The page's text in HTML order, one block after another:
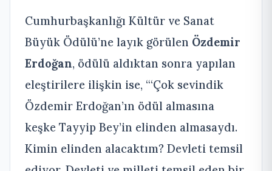
Cumhurbaşkanlığı Kültür ve Sanat
Büyük Ödülü’ne layık görülen Özdemir
Erdoğan, ödülü aldıktan sonra yapılan
eleştirilere ilişkin ise, “‘Çok sevindik
Özdemir Erdoğan’ın ödül almasına
keşke Tayyip Bey’in elinden almasaydı.
Kimin elinden alacaktım? Devleti temsil